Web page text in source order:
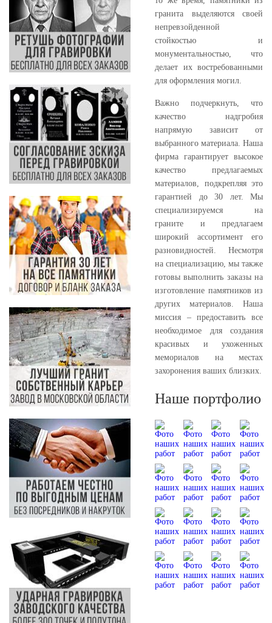
гранита выделяются своей
непревзойденной
стойкостью и
монументальностью, что
делает их востребованными
для оформления могил.
Важно подчеркнуть, что
качество надгробия
напрямую зависит от
выбранного материала. Наша
фирма гарантирует высокое
качество предлагаемых
материалов, подкрепляя это
гарантией до 30 лет. Мы
специализируемся на
граните и предлагаем
широкий ассортимент его
разновидностей. Несмотря
на специализацию, мы также
готовы выполнить заказы на
изготовление памятников из
других материалов. Наша
миссия – предоставить все
необходимое для создания
красивых и ухоженных
мемориалов на местах
захоронения ваших близких.
Наше портфолио